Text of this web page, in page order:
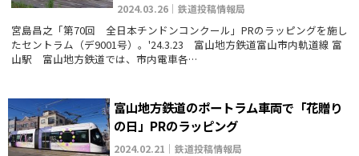
2024.03.26｜鉄道投稿情報局
宮島昌之「第70回 全日本チンドンコンクール」PRのラッピングを施し
たセントラム（デ9001号）。'24.3.23 富山地方鉄道富山市内軌道線 富
山駅 富山地方鉄道では、市内電車各…
富山地方鉄道のポートラム車両で「花贈り
の日」PRのラッピング
2024.02.21｜鉄道投稿情報局